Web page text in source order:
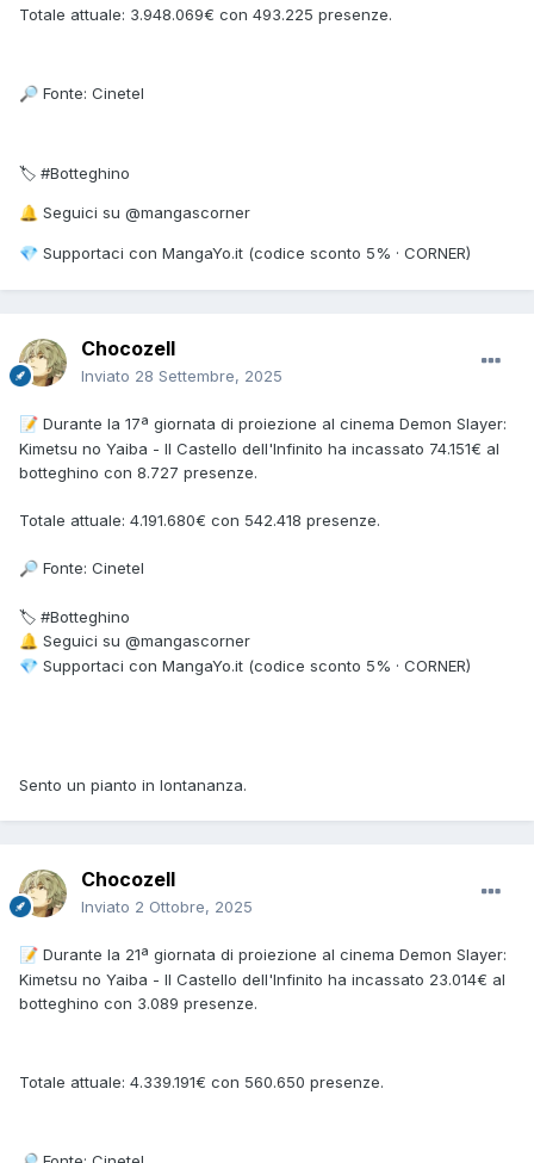
Totale attuale: 3.948.069€ con 493.225 presenze.
🔎 Fonte: Cinetel
🏷 #Botteghino
🔔 Seguici su @mangascorner
💎 Supportaci con MangaYo.it (codice sconto 5% · CORNER)
Chocozell
Inviato 28 Settembre, 2025
📝 Durante la 17ª giornata di proiezione al cinema Demon Slayer:
Kimetsu no Yaiba - Il Castello dell'Infinito ha incassato 74.151€ al
botteghino con 8.727 presenze.
Totale attuale: 4.191.680€ con 542.418 presenze.
🔎 Fonte: Cinetel
🏷 #Botteghino
🔔 Seguici su @mangascorner
💎 Supportaci con MangaYo.it (codice sconto 5% · CORNER)
Sento un pianto in lontananza.
Chocozell
Inviato 2 Ottobre, 2025
📝 Durante la 21ª giornata di proiezione al cinema Demon Slayer:
Kimetsu no Yaiba - Il Castello dell'Infinito ha incassato 23.014€ al
botteghino con 3.089 presenze.
Totale attuale: 4.339.191€ con 560.650 presenze.